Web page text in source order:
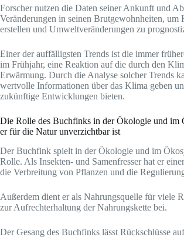
Forscher nutzen die Daten seiner Ankunft und
Veränderungen in seinen Brutgewohnheiten, um
erstellen und Umweltveränderungen zu
Einer der auffälligsten Trends ist die immer
im Frühjahr, eine Reaktion auf die durch den
Erwärmung. Durch die Analyse solcher Trends
wertvolle Informationen über das Klima geben
zukünftige Entwicklungen bieten.
Die Rolle des Buchfinks in der Ökologie und im
er für die Natur unverzichtbar ist
Der Buchfink spielt in der Ökologie und im
Rolle. Als Insekten- und Samenfresser hat er
die Verbreitung von Pflanzen und die
Außerdem dient er als Nahrungsquelle für viele
zur Aufrechterhaltung der Nahrungskette bei.
Der Gesang des Buchfinks lässt Rückschlüsse